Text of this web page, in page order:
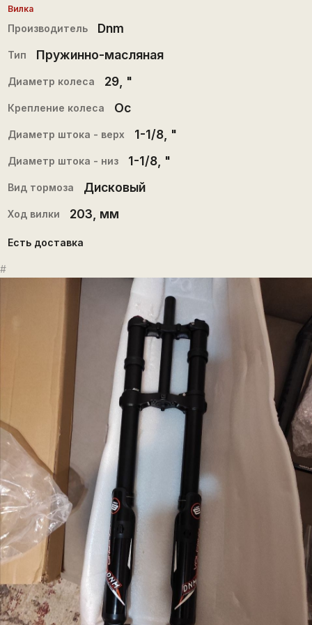
Вилка
Производитель Dnm
Тип Пружинно-масляная
Диаметр колеса 29, "
Крепление колеса Ос
Диаметр штока - верх 1-1/8, "
Диаметр штока - низ 1-1/8, "
Вид тормоза Дисковый
Ход вилки 203 , мм
Есть доставка
#